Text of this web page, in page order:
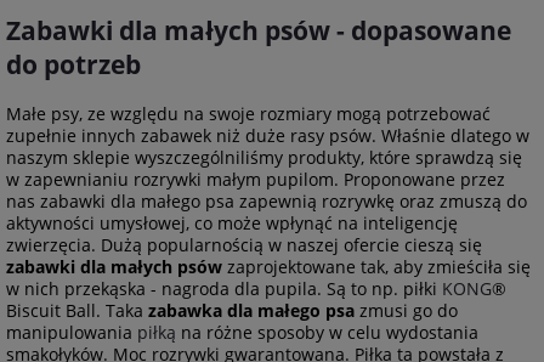
Zabawki dla małych psów - dopasowane
do potrzeb
Małe psy, ze względu na swoje rozmiary mogą potrzebować
zupełnie innych zabawek niż duże rasy psów. Właśnie dlatego w
naszym sklepie wyszczególniliśmy produkty, które sprawdzą się
w zapewnianiu rozrywki małym pupilom. Proponowane przez
nas zabawki dla małego psa zapewnią rozrywkę oraz zmuszą do
aktywności umysłowej, co może wpłynąć na inteligencję
zwierzęcia. Dużą popularnością w naszej ofercie cieszą się
zabawki dla małych psów zaprojektowane tak, aby zmieściła się
w nich przekąska - nagroda dla pupila. Są to np. piłki KONG®
Biscuit Ball. Taka zabawka dla małego psa zmusi go do
manipulowania piłką na różne sposoby w celu wydostania
smakołyków. Moc rozrywki gwarantowana. Piłka ta powstała z